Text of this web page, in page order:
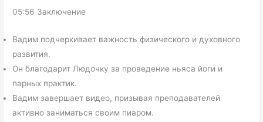
05:56 Заключение
Вадим подчеркивает важность физического и духовного
развития.
Он благодарит Людочку за проведение ньяса йоги и
парных практик.
Вадим завершает видео, призывая преподавателей
активно заниматься своим пиаром.